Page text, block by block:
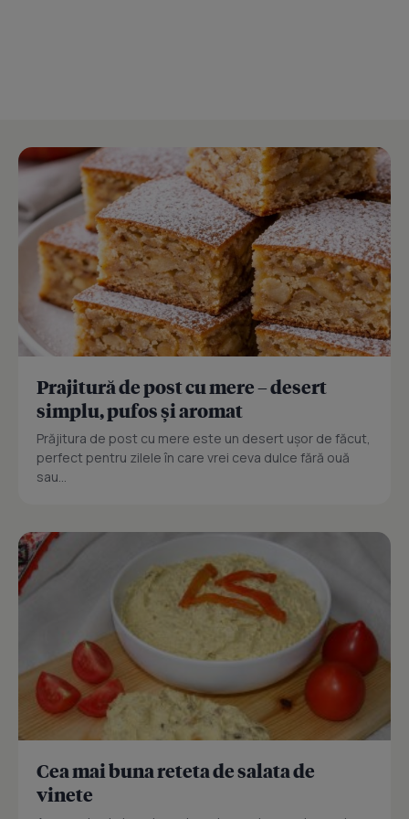
Prajitură de post cu mere – desert
simplu, pufos și aromat
Prăjitura de post cu mere este un desert ușor de făcut,
perfect pentru zilele în care vrei ceva dulce fără ouă
sau...
Cea mai buna reteta de salata de
vinete